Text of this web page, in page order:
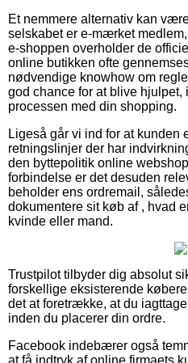
Et nemmere alternativ kan
selskabet er e-mærket
e-shoppen overholder de
online butikken ofte
nødvendige knowhow om
god chance for at blive hjulpet,
processen med din shopping.
Ligeså går vi ind for at kunden
retningslinjer der har
den byttepolitik online
forbindelse er det desuden
beholder ens ordremail,
dokumentere sit køb af , hvad
kvinde eller mand.
Trustpilot tilbyder dig absolut
forskellige eksisterende
det at foretrække, at du
inden du placerer din ordre.
Facebook indebærer også